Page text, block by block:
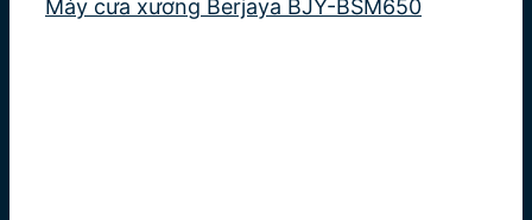
Máy cưa xương Berjaya BJY-BSM650